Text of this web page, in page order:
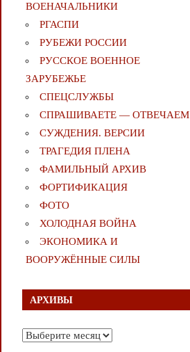
ВОЕНАЧАЛЬНИКИ
РГАСПИ
РУБЕЖИ РОССИИ
РУССКОЕ ВОЕННОЕ
ЗАРУБЕЖЬЕ
СПЕЦСЛУЖБЫ
СПРАШИВАЕТЕ — ОТВЕЧАЕМ
СУЖДЕНИЯ. ВЕРСИИ
ТРАГЕДИЯ ПЛЕНА
ФАМИЛЬНЫЙ АРХИВ
ФОРТИФИКАЦИЯ
ФОТО
ХОЛОДНАЯ ВОЙНА
ЭКОНОМИКА И
ВООРУЖЁННЫЕ СИЛЫ
АРХИВЫ
Архивы